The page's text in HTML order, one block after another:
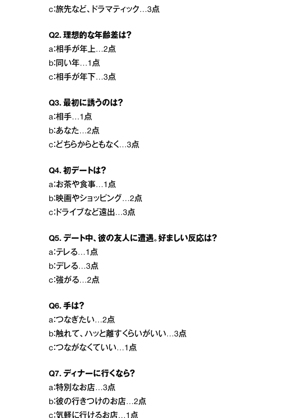
c：旅先など、ドラマティック…3点
Q2. 理想的な年齢差は？
a：相手が年上…2点
b：同い年…1点
c：相手が年下…3点
Q3. 最初に誘うのは？
a：相手…1点
b：あなた…2点
c：どちらからともなく…3点
Q4. 初デートは？
a：お茶や食事…1点
b：映画やショッピング…2点
c：ドライブなど遠出…3点
Q5. デート中、彼の友人に遭遇。好ましい反応は？
a：テレる…1点
b：デレる…3点
c：強がる…2点
Q6. 手は？
a：つなぎたい…2点
b：触れて、ハッと離すくらいがいい…3点
c：つながなくていい…1点
Q7. ディナーに行くなら？
a：特別なお店…3点
b：彼の行きつけのお店…2点
c：気軽に行けるお店…1点